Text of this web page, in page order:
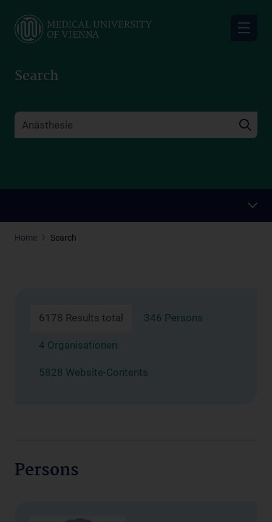
main
Search
Home Search
6178 Results total 346 Persons
4 Organisationen
5828 Website-Contents
Persons